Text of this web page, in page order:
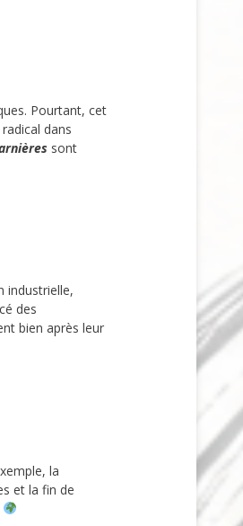
Pourtant, cet
dans
sont
industrielle,
des
bien après leur
la
et la fin de